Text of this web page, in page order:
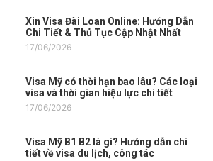
Xin Visa Đài Loan Online: Hướng Dẫn
Chi Tiết & Thủ Tục Cập Nhật Nhất
17/06/2026
Visa Mỹ có thời hạn bao lâu? Các loại
visa và thời gian hiệu lực chi tiết
17/06/2026
Visa Mỹ B1 B2 là gì? Hướng dẫn chi
tiết về visa du lịch, công tác